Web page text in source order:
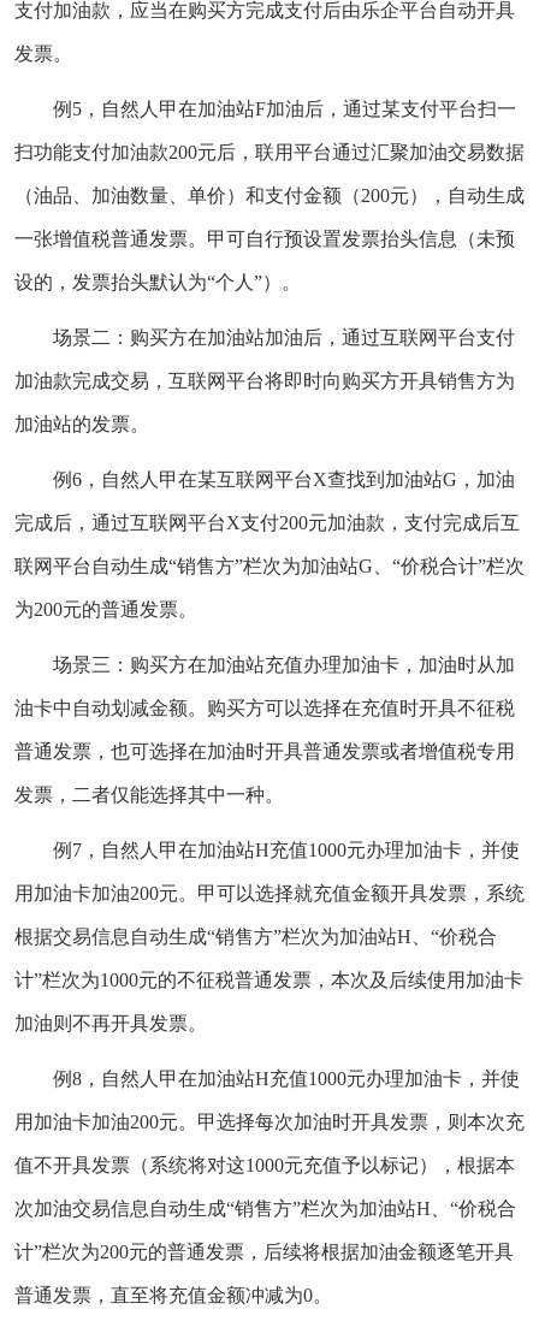
支付加油款，应当在购买方完成支付后由乐企平台自动开具
发票。
例5，自然人甲在加油站F加油后，通过某支付平台扫一
扫功能支付加油款200元后，联用平台通过汇聚加油交易数据
（油品、加油数量、单价）和支付金额（200元），自动生成
一张增值税普通发票。甲可自行预设置发票抬头信息（未预
设的，发票抬头默认为“个人”）。
场景二：购买方在加油站加油后，通过互联网平台支付
加油款完成交易，互联网平台将即时向购买方开具销售方为
加油站的发票。
例6，自然人甲在某互联网平台X查找到加油站G，加油
完成后，通过互联网平台X支付200元加油款，支付完成后互
联网平台自动生成“销售方”栏次为加油站G、“价税合计”栏次
为200元的普通发票。
场景三：购买方在加油站充值办理加油卡，加油时从加
油卡中自动划减金额。购买方可以选择在充值时开具不征税
普通发票，也可选择在加油时开具普通发票或者增值税专用
发票，二者仅能选择其中一种。
例7，自然人甲在加油站H充值1000元办理加油卡，并使
用加油卡加油200元。甲可以选择就充值金额开具发票，系统
根据交易信息自动生成“销售方”栏次为加油站H、“价税合
计”栏次为1000元的不征税普通发票，本次及后续使用加油卡
加油则不再开具发票。
例8，自然人甲在加油站H充值1000元办理加油卡，并使
用加油卡加油200元。甲选择每次加油时开具发票，则本次充
值不开具发票（系统将对这1000元充值予以标记），根据本
次加油交易信息自动生成“销售方”栏次为加油站H、“价税合
计”栏次为200元的普通发票，后续将根据加油金额逐笔开具
普通发票，直至将充值金额冲减为0。